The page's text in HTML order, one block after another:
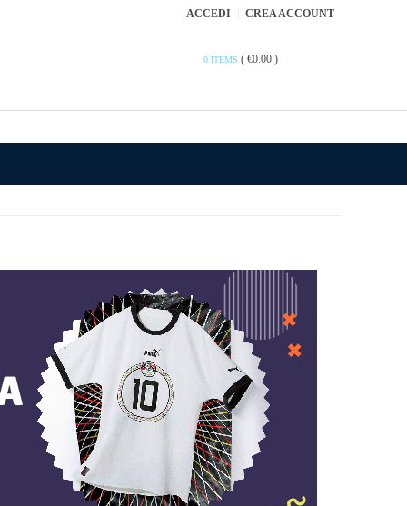
ACCEDI CREA ACCOUNT
0 ITEMS ( €0.00 )